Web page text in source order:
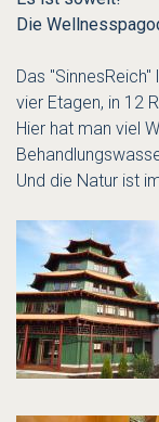
Die
Das
vier Etagen, in 12
Hier hat man viel
Und die Natur ist